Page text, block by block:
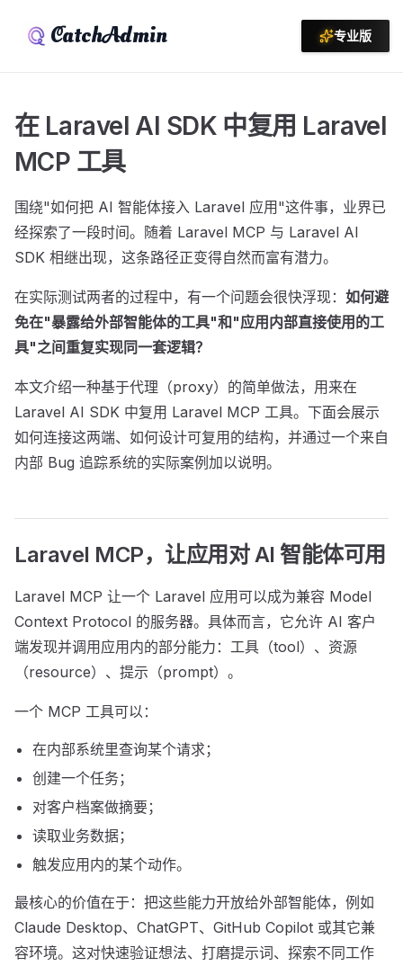
CatchAdmin 专业版
在 Laravel AI SDK 中复用 Laravel
MCP 工具
围绕"如何把 AI 智能体接入 Laravel 应用"这件事，业界已
经探索了一段时间。随着 Laravel MCP 与 Laravel AI
SDK 相继出现，这条路径正变得自然而富有潜力。
在实际测试两者的过程中，有一个问题会很快浮现： 如何避
免在"暴露给外部智能体的工具"和"应用内部直接使用的工
具"之间重复实现同一套逻辑？
本文介绍一种基于代理（proxy）的简单做法，用来在
Laravel AI SDK 中复用 Laravel MCP 工具。下面会展示
如何连接这两端、如何设计可复用的结构，并通过一个来自
内部 Bug 追踪系统的实际案例加以说明。
Laravel MCP，让应用对 AI 智能体可用
Laravel MCP 让一个 Laravel 应用可以成为兼容 Model
Context Protocol 的服务器。具体而言，它允许 AI 客户
端发现并调用应用内的部分能力：工具（tool）、资源
（resource）、提示（prompt）。
一个 MCP 工具可以：
在内部系统里查询某个请求；
创建一个任务；
对客户档案做摘要；
读取业务数据；
触发应用内的某个动作。
最核心的价值在于：把这些能力开放给外部智能体，例如
Claude Desktop、ChatGPT、GitHub Copilot 或其它兼
容环境。这对快速验证想法、打磨提示词、探索不同工作